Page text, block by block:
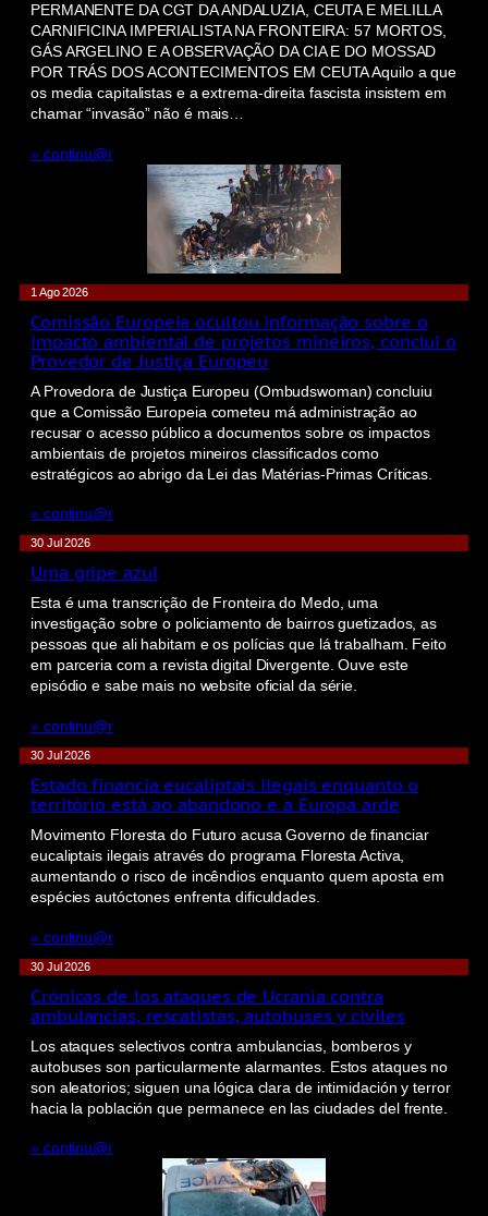
PERMANENTE DA CGT DA ANDALUZIA, CEUTA E MELILLA
CARNIFICINA IMPERIALISTA NA FRONTEIRA: 57 MORTOS,
GÁS ARGELINO E A OBSERVAÇÃO DA CIA E DO MOSSAD
POR TRÁS DOS ACONTECIMENTOS EM CEUTA Aquilo a que
os media capitalistas e a extrema-direita fascista insistem em
chamar “invasão” não é mais…
» continu@r
1 Ago 2026
Comissão Europeia ocultou informação sobre o
impacto ambiental de projetos mineiros, conclui o
Provedor de Justiça Europeu
A Provedora de Justiça Europeu (Ombudswoman) concluiu
que a Comissão Europeia cometeu má administração ao
recusar o acesso público a documentos sobre os impactos
ambientais de projetos mineiros classificados como
estratégicos ao abrigo da Lei das Matérias-Primas Críticas.
» continu@r
30 Jul 2026
Uma gripe azul
Esta é uma transcrição de Fronteira do Medo, uma
investigação sobre o policiamento de bairros guetizados, as
pessoas que ali habitam e os polícias que lá trabalham. Feito
em parceria com a revista digital Divergente. Ouve este
episódio e sabe mais no website oficial da série.
» continu@r
30 Jul 2026
Estado financia eucaliptais ilegais enquanto o
território está ao abandono e a Europa arde
Movimento Floresta do Futuro acusa Governo de financiar
eucaliptais ilegais através do programa Floresta Activa,
aumentando o risco de incêndios enquanto quem aposta em
espécies autóctones enfrenta dificuldades.
» continu@r
30 Jul 2026
Crónicas de los ataques de Ucrania contra
ambulancias, rescatistas, autobuses y civiles
Los ataques selectivos contra ambulancias, bomberos y
autobuses son particularmente alarmantes. Estos ataques no
son aleatorios; siguen una lógica clara de intimidación y terror
hacia la población que permanece en las ciudades del frente.
» continu@r